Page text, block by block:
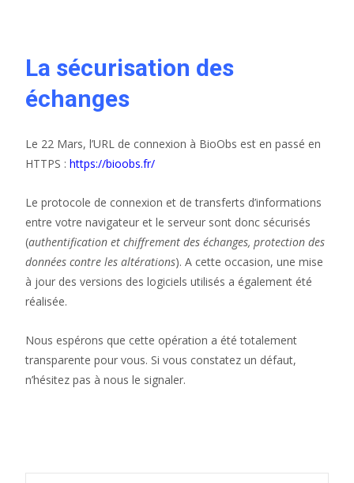
La sécurisation des
échanges
Le 22 Mars, l’URL de connexion à BioObs est en passé en
HTTPS : https://bioobs.fr/
Le protocole de connexion et de transferts d’informations
entre votre navigateur et le serveur sont donc sécurisés
(authentification et chiffrement des échanges, protection des
données contre les altérations). A cette occasion, une mise
à jour des versions des logiciels utilisés a également été
réalisée.
Nous espérons que cette opération a été totalement
transparente pour vous. Si vous constatez un défaut,
n’hésitez pas à nous le signaler.